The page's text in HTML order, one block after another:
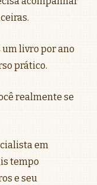
um livro por ano
prático.
realmente se
em
tempo
e seu